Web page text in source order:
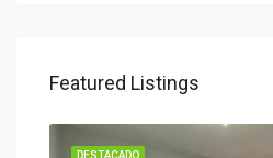
Featured Listings
DESTACADO